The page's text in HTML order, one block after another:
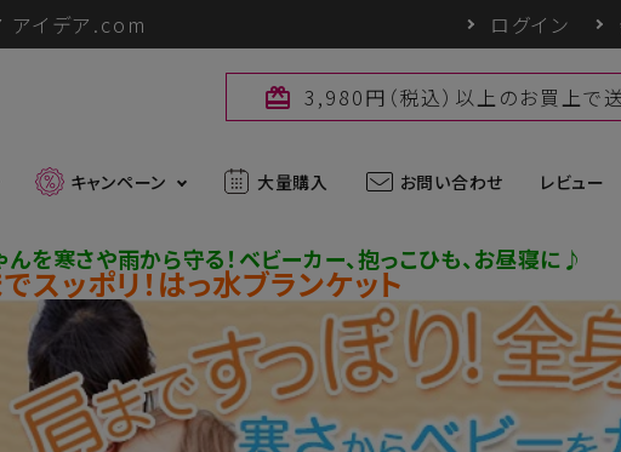
アイデア.com ログイン
card_giftcard 3,980円（税込）以上のお買上で
最新入荷アイテム
さ・紫外線対策グッズ ブランド一覧
除グッズ アウトドアグッズ
Sun Block LAB パワーバイオ
キャンペーン 大量購入 お問い合わせ レビュー
んを寒さや雨から守る！ベビーカー、抱っこひも、お昼寝に♪
スッポリ！はっ水ブランケット